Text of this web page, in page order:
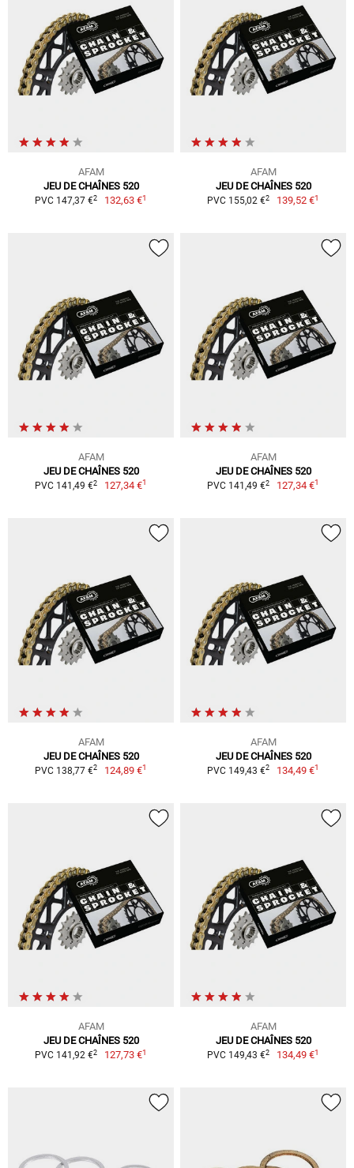
AFAM
JEU DE CHAÎNES 520
PVC 147,37 €2 132,63 €1
AFAM
JEU DE CHAÎNES 520
PVC 155,02 €2 139,52 €1
AFAM
JEU DE CHAÎNES 520
PVC 141,49 €2 127,34 €1
AFAM
JEU DE CHAÎNES 520
PVC 141,49 €2 127,34 €1
AFAM
JEU DE CHAÎNES 520
PVC 138,77 €2 124,89 €1
AFAM
JEU DE CHAÎNES 520
PVC 149,43 €2 134,49 €1
AFAM
JEU DE CHAÎNES 520
PVC 141,92 €2 127,73 €1
AFAM
JEU DE CHAÎNES 520
PVC 149,43 €2 134,49 €1